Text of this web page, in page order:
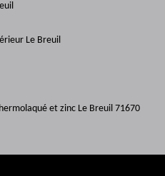
Le Breuil
et zinc Le Breuil 71670